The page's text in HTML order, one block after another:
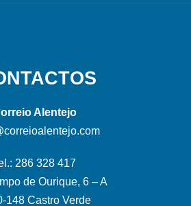
Alentejo
286 328 417
de Ourique, 6 – A
148 Castro Verde